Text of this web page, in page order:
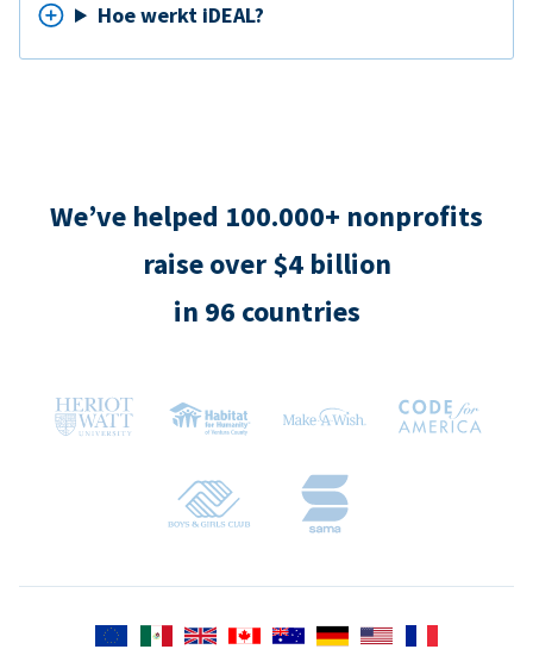
Hoe werkt iDEAL?
We’ve helped 100.000+ nonprofits
raise over $4 billion
in 96 countries